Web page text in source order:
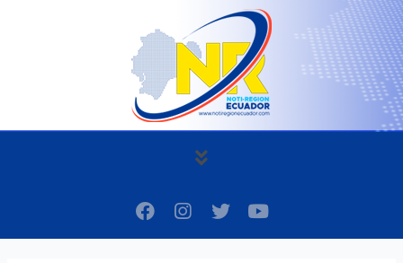
Menú
F
a
c
I
n
s
T
w
i
Y
o
u